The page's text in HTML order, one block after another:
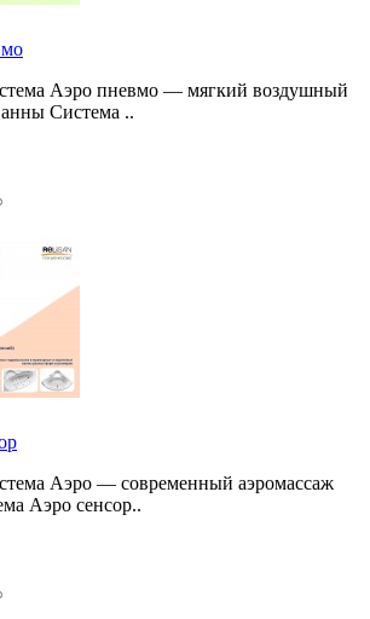
Аэро пневмо — мягкий воздушный
Система ..
Аэро — современный аэромассаж
Аэро сенсор..